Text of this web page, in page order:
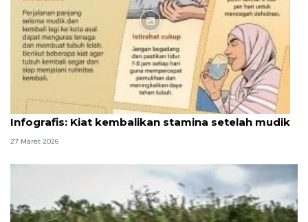
Infografik
Infografis: Kiat kembalikan stamina setelah mudik
27 Maret 2026